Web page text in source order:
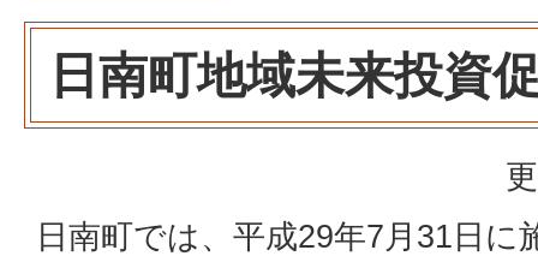
日南町地域未来投資
日南町では、平成29年7月31日に